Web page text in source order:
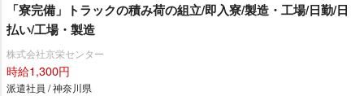
「寮完備」トラックの積み荷の組立/即入寮/製造・工場/日勤/日
払い/工場・製造
株式会社京栄センター
時給1,300円
派遣社員 / 神奈川県